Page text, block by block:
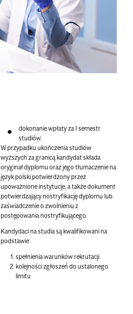
dokonanie wpłaty za I semestr
studiów.
W przypadku ukończenia studiów
wyższych za granicą kandydat składa
oryginał dyplomu oraz jego tłumaczenie na
język polski potwierdzony przez
upoważnione instytucje, a także dokument
potwierdzający nostryfikację dyplomu lub
zaświadczenie o zwolnieniu z
postępowania nostryfikującego.
Kandydaci na studia są kwalifikowani na
podstawie:
spełnienia warunków rekrutacji
kolejności zgłoszeń do ustalonego
limitu